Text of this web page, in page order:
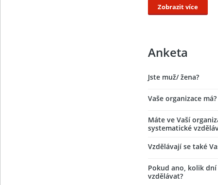
Zobrazit více
Anketa
Jste muž/ žena?
Vaše organizace má?
Máte ve Vaší
systematické
Vzdělávají se také
Pokud ano, kolik
vzdělávat?